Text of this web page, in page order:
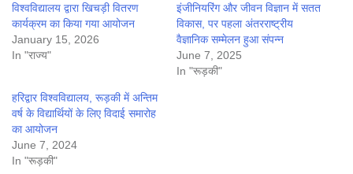
विश्वविद्यालय द्वारा खिचड़ी वितरण
कार्यक्रम का किया गया आयोजन
January 15, 2026
In "राज्य"
इंजीनियरिंग और जीवन विज्ञान में सतत
विकास, पर पहला अंतरराष्ट्रीय
वैज्ञानिक सम्मेलन हुआ संपन्न
June 7, 2025
In "रूड़की"
हरिद्वार विश्वविद्यालय, रूड़की में अन्तिम
वर्ष के विद्यार्थियों के लिए विदाई समारोह
का आयोजन
June 7, 2024
In "रूड़की"